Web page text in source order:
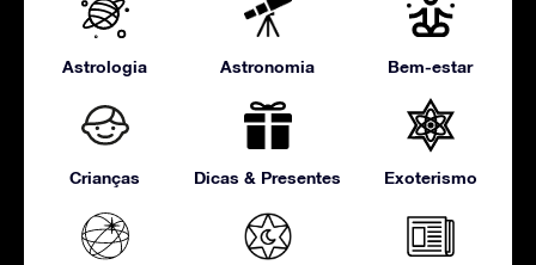
Astrologia Astronomia Bem-estar
Crianças Dicas & Presentes Exoterismo